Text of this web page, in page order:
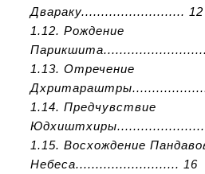
Двараку.......................... 12
1.12. Рождение
1.13. Отречение
1.14. Предчувствие
1.15. Восхождение
Небеса.......................... 16